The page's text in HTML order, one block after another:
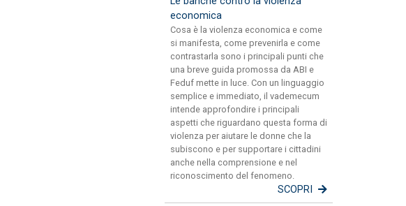
economica
Cosa è la violenza economica e come
si manifesta, come prevenirla e come
contrastarla sono i principali punti che
una breve guida promossa da ABI e
Feduf mette in luce. Con un linguaggio
semplice e immediato, il vademecum
intende approfondire i principali
aspetti che riguardano questa forma di
violenza per aiutare le donne che la
subiscono e per supportare i cittadini
anche nella comprensione e nel
riconoscimento del fenomeno.
SCOPRI